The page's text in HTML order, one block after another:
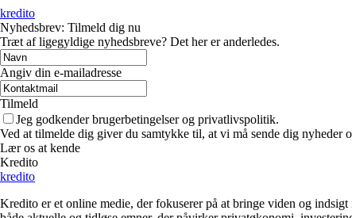
kredito
Nyhedsbrev: Tilmeld dig nu
Træt af ligegyldige nyhedsbreve? Det her er anderledes.
Angiv din e-mailadresse
Tilmeld
Jeg godkender brugerbetingelser og privatlivspolitik.
Ved at tilmelde dig giver du samtykke til, at vi må sende dig
Lær os at kende
Kredito
kredito
Kredito er et online medie, der fokuserer på at bringe viden og